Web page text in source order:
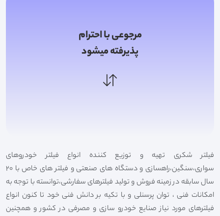
مرجوعی با احترام
پذیرفته میشود
فیلتر شکری تهیه و توزیع کننده انواع فیلتر خودروهای
سواری،سنگین،راهسازی و دستگاه های صنعتی و فیلتر های خاص با 20
سال سابقه در زمینه فروش و تولید فیلترهای سفارشی،توانسته با توجه به
امکانات فنی ، توان پرسنلی و با تکیه بر دانش فنی خود تا کنون انواع
فیلترهای مورد نیاز صنایع خودرو سازی و مصرفی در کشور و همچنین